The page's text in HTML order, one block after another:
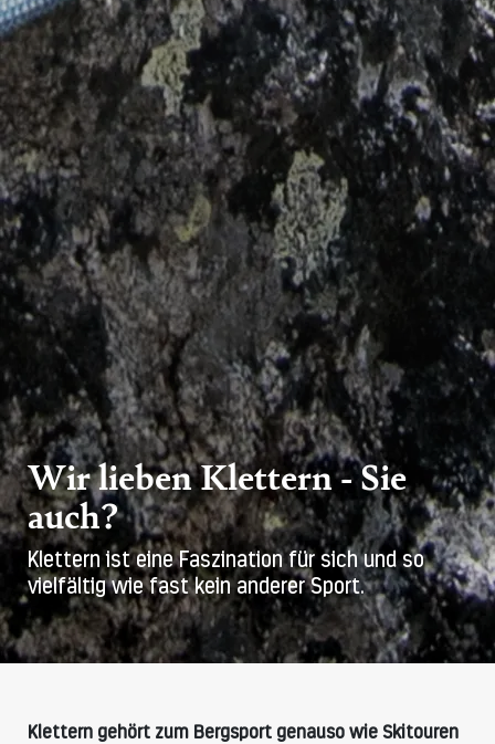
Wir lieben Klettern - Sie
auch?
Klettern ist eine Faszination für sich und so
vielfältig wie fast kein anderer Sport.
Klettern gehört zum Bergsport genauso wie Skitouren